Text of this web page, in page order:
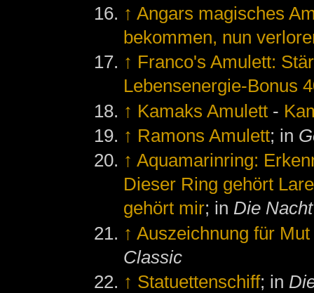
↑ Angars magisches
bekommen, nun
↑ Franco's Amulett:
Lebensenergie-Bonus
↑ Kamaks Amulett -
↑ Ramons Amulett; in
↑ Aquamarinring:
Dieser Ring gehört
gehört mir; in Die
↑ Auszeichnung für
Classic
↑ Statuettenschiff; in